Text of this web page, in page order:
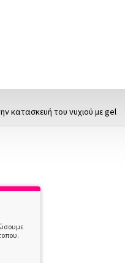
για χρήση σε nail salon είτε
κατασκευή του νυχιού με gel
στην καθημερινή χρήση
επιμήκυνσης νυχιών, καθώς